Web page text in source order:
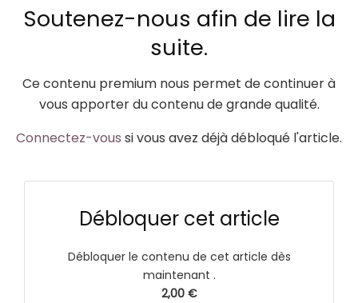
Soutenez-nous afin de lire la
suite.
Ce contenu premium nous permet de continuer à
vous apporter du contenu de grande qualité.
Connectez-vous si vous avez déjà débloqué l'article.
Débloquer cet article
Débloquer le contenu de cet article dès
maintenant .
2,00 €